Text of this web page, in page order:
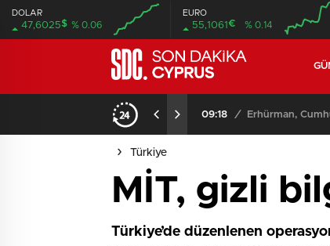
DOLAR
47,6025$ % 0.06
EURO
55,1061€ % 0.14
09:18 / Erhürman,
Türkiye
MİT, gizli
Türkiye’de düzenlenen